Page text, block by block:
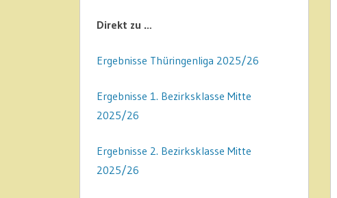
Direkt zu …
Ergebnisse Thüringenliga 2025/26
Ergebnisse 1. Bezirksklasse Mitte
2025/26
Ergebnisse 2. Bezirksklasse Mitte
2025/26